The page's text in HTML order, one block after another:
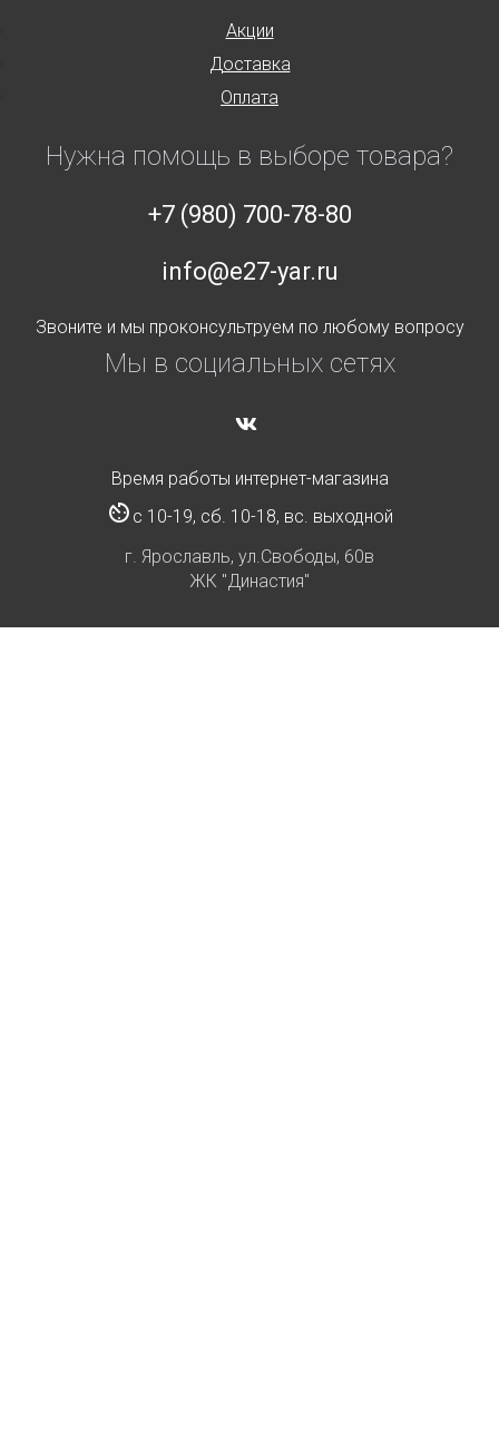
Акции
Доставка
Оплата
Нужна помощь в выборе товара?
+7 (980) 700-78-80
info@e27-yar.ru
Звоните и мы проконсультруем по любому вопросу
Мы в социальных сетях
Время работы интернет-магазина
с 10-19, сб. 10-18, вс. выходной
г. Ярославль, ул.Свободы, 60в
ЖК "Династия"